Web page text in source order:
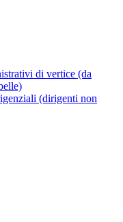
di vertice (da
(dirigenti non